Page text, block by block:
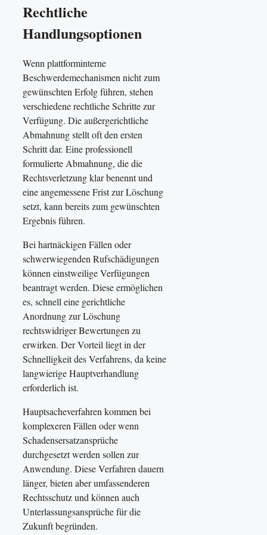
Rechtliche
Handlungsoptionen
Wenn plattforminterne
Beschwerdemechanismen nicht zum
gewünschten Erfolg führen, stehen
verschiedene rechtliche Schritte zur
Verfügung. Die außergerichtliche
Abmahnung stellt oft den ersten
Schritt dar. Eine professionell
formulierte Abmahnung, die die
Rechtsverletzung klar benennt und
eine angemessene Frist zur Löschung
setzt, kann bereits zum gewünschten
Ergebnis führen.
Bei hartnäckigen Fällen oder
schwerwiegenden Rufschädigungen
können einstweilige Verfügungen
beantragt werden. Diese ermöglichen
es, schnell eine gerichtliche
Anordnung zur Löschung
rechtswidriger Bewertungen zu
erwirken. Der Vorteil liegt in der
Schnelligkeit des Verfahrens, da keine
langwierige Hauptverhandlung
erforderlich ist.
Hauptsacheverfahren kommen bei
komplexeren Fällen oder wenn
Schadensersatzansprüche
durchgesetzt werden sollen zur
Anwendung. Diese Verfahren dauern
länger, bieten aber umfassenderen
Rechtsschutz und können auch
Unterlassungsansprüche für die
Zukunft begründen.